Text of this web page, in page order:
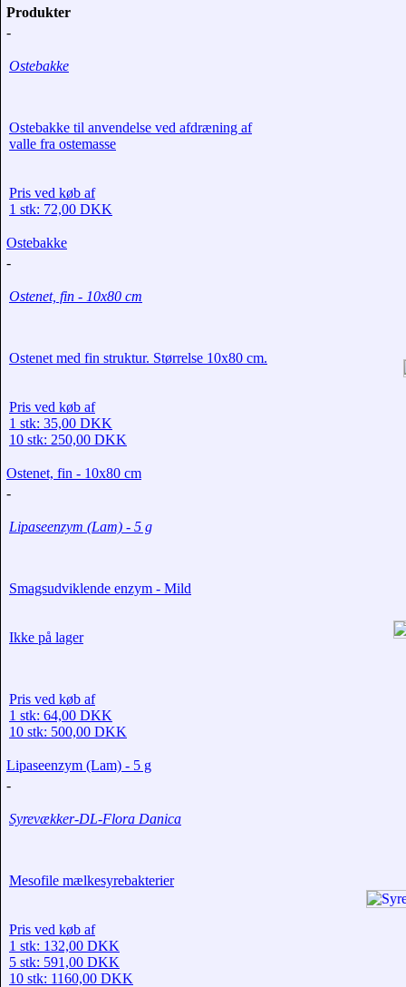
Produkter
-
Ostebakke
Ostebakke til anvendelse ved afdræning af
valle fra ostemasse
Pris ved køb af
1 stk: 72,00 DKK
Ostebakke
-
Ostenet, fin - 10x80 cm
Ostenet med fin struktur. Størrelse 10x80 cm.
Pris ved køb af
1 stk: 35,00 DKK
10 stk: 250,00 DKK
Ostenet, fin - 10x80 cm
-
Lipaseenzym (Lam) - 5 g
Smagsudviklende enzym - Mild
Ikke på lager
Pris ved køb af
1 stk: 64,00 DKK
10 stk: 500,00 DKK
Lipaseenzym (Lam) - 5 g
-
Syrevækker-DL-Flora Danica
Mesofile mælkesyrebakterier
Pris ved køb af
1 stk: 132,00 DKK
5 stk: 591,00 DKK
10 stk: 1160,00 DKK